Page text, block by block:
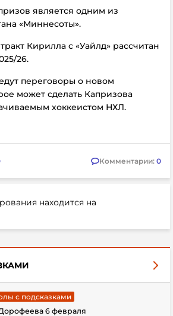
является одним из
«Миннесоты».
Кирилла с «Уайлд» рассчитан
26.
переговоры о новом
может сделать Капризова
хоккеистом НХЛ.
Комментарии: 0
находится на
с подсказками
6 февраля